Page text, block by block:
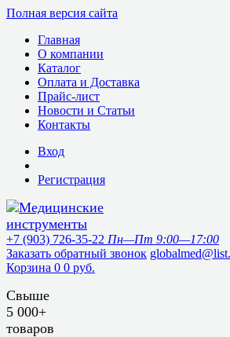
Полная версия сайта
Главная
О компании
Каталог
Оплата и Доставка
Прайс-лист
Новости и Статьи
Контакты
Вход
Регистрация
+7 (903) 726-35-22 Пн—Пт 9:00—17:00
Заказать обратный звонок
Корзина 0 0 руб.
Свыше
5 000+
товаров